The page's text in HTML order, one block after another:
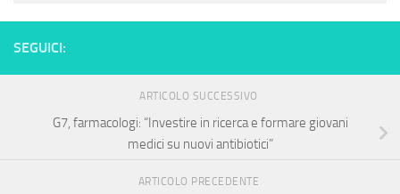
SEGUICI:
ARTICOLO SUCCESSIVO
G7, farmacologi: “Investire in ricerca e formare giovani
medici su nuovi antibiotici”
ARTICOLO PRECEDENTE